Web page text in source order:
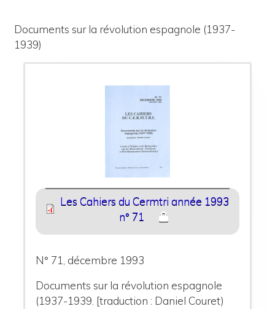
Documents sur la révolution espagnole (1937-
1939)
Les Cahiers du Cermtri année 1993
n° 71
N° 71, décembre 1993
Documents sur la révolution espagnole
(1937-1939. [traduction : Daniel Couret)